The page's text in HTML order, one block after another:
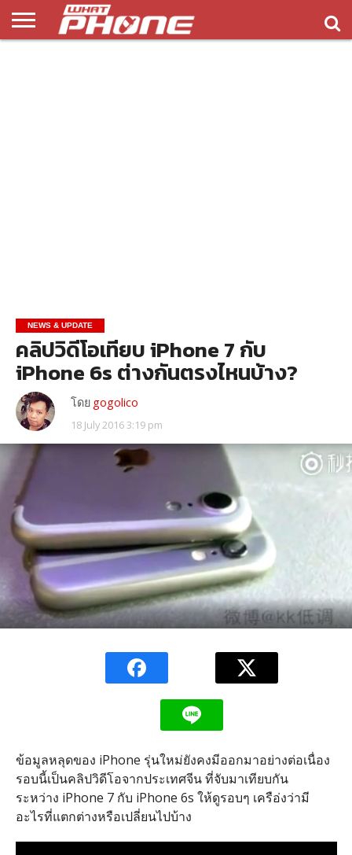
NEWS & UPDATE
คลิปวิดีโอเทียบ iPhone 7 กับ
iPhone 6s ต่างกันตรงไหนบ้าง?
โดย gogolico
18 July 2016 3:19 pm
ข้อมูลหลุดของ iPhone รุ่นใหม่ยังคงมีออกมาอย่างต่อเนื่อง
รอบนี้เป็นคลิปวิดีโอจากประเทศจีน ที่จับมาเทียบกัน
ระหว่าง iPhone 7 กับ iPhone 6s ให้ดูรอบๆ เครือ่งว่ามี
อะไรที่แตกต่างหรือเปลี่ยนไปบ้าง